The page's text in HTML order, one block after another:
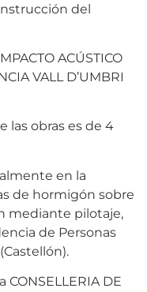
del
ACÚSTICO
VALL D’UMBRI
las obras es de 4
en la
de hormigón sobre
mediante pilotaje,
de Personas
DE